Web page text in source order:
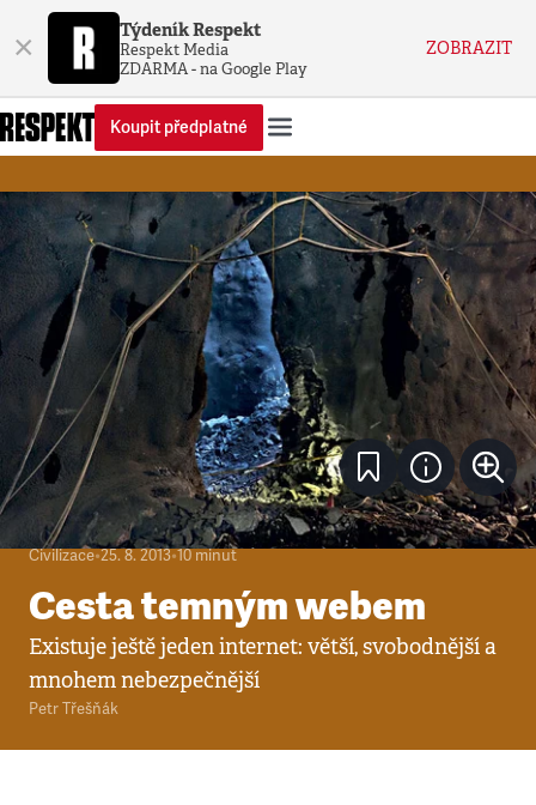
× Týdeník Respekt
Respekt Media
ZDARMA - na Google Play
ZOBRAZIT
Koupit předplatné
Civilizace•25. 8. 2013•10 minut
Cesta temným webem
Existuje ještě jeden internet: větší, svobodnější a
mnohem nebezpečnější
Petr Třešňák